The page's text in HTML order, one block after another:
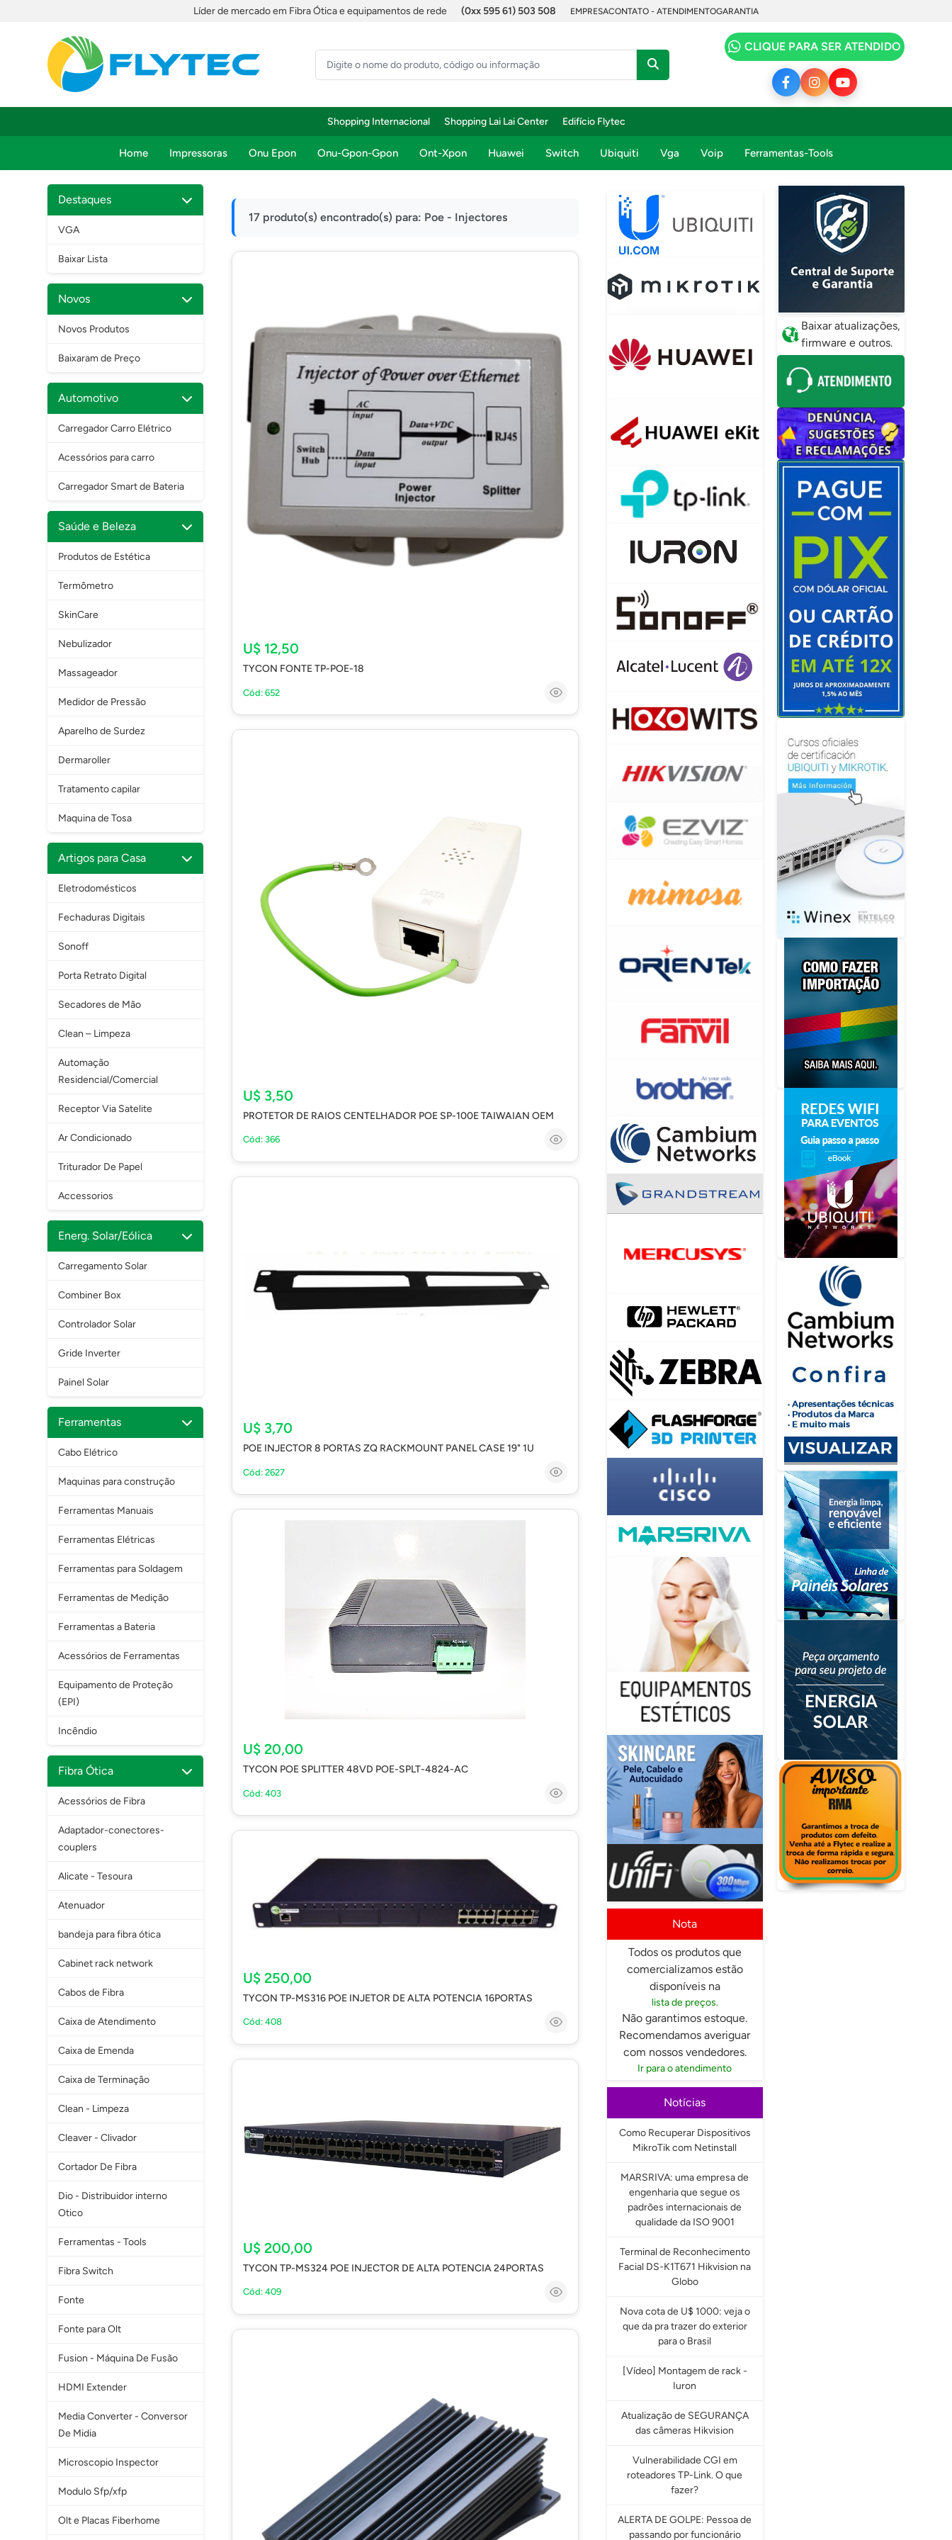
Líder de mercado em Fibra Ótica e equipamentos de rede (0xx 595 61) 503 508 EMPRESACONTATO - ATENDIMENTOGARANTIA
CLIQUE PARA SER ATENDIDO
Shopping Internacional Shopping Lai Lai Center Edifício Flytec
Home Impressoras Onu Epon Onu-Gpon-Gpon Ont-Xpon Huawei Switch Ubiquiti Vga Voip Ferramentas-Tools
Destaques
VGA
Baixar Lista
Novos
Novos Produtos
Baixaram de Preço
Automotivo
Carregador Carro Elétrico
Acessórios para carro
Carregador Smart de Bateria
Saúde e Beleza
Produtos de Estética
Termômetro
SkinCare
Nebulizador
Massageador
Medidor de Pressão
Aparelho de Surdez
Dermaroller
Tratamento capilar
Maquina de Tosa
Artigos para Casa
Eletrodomésticos
Fechaduras Digitais
Sonoff
Porta Retrato Digital
Secadores de Mão
Clean – Limpeza
Automação
Residencial/Comercial
Receptor Via Satelite
Ar Condicionado
Triturador De Papel
Accessorios
Energ. Solar/Eólica
Carregamento Solar
Combiner Box
Controlador Solar
Gride Inverter
Painel Solar
Ferramentas
Cabo Elétrico
Maquinas para construção
Ferramentas Manuais
Ferramentas Elétricas
Ferramentas para Soldagem
Ferramentas de Medição
Ferramentas a Bateria
Acessórios de Ferramentas
Equipamento de Proteção
(EPI)
Incêndio
Fibra Ótica
Acessórios de Fibra
Adaptador-conectores-
couplers
Alicate - Tesoura
Atenuador
bandeja para fibra ótica
Cabinet rack network
Cabos de Fibra
Caixa de Atendimento
Caixa de Emenda
Caixa de Terminaçâo
Clean - Limpeza
Cleaver - Clivador
Cortador De Fibra
Dio - Distribuidor interno
Otico
Ferramentas - Tools
Fibra Switch
Fonte
Fonte para Olt
Fusion - Máquina De Fusão
HDMI Extender
Media Converter - Conversor
De Midia
Microscopio Inspector
Modulo Sfp/xfp
Olt e Placas Fiberhome
17 produto(s) encontrado(s) para: Poe - Injectores
U$ 12,50
TYCON FONTE TP-POE-18
Cód: 652
U$ 3,50
PROTETOR DE RAIOS CENTELHADOR POE SP-100E TAIWAIAN OEM
Cód: 366
U$ 3,70
POE INJECTOR 8 PORTAS ZQ RACKMOUNT PANEL CASE 19" 1U
Cód: 2627
U$ 20,00
TYCON POE SPLITTER 48VD POE-SPLT-4824-AC
Cód: 403
U$ 250,00
TYCON TP-MS316 POE INJETOR DE ALTA POTENCIA 16PORTAS
Cód: 408
U$ 200,00
TYCON TP-MS324 POE INJECTOR DE ALTA POTENCIA 24PORTAS
Cód: 409
Nota
Todos os produtos que
comercializamos estão
disponíveis na
lista de preços.
Não garantimos estoque.
Recomendamos averiguar
com nossos vendedores.
Ir para o atendimento
Notícias
Como Recuperar Dispositivos
MikroTik com Netinstall
MARSRIVA: uma empresa de
engenharia que segue os
padrões internacionais de
qualidade da ISO 9001
Terminal de Reconhecimento
Facial DS-K1T671 Hikvision na
Globo
Nova cota de U$ 1000: veja o
que da pra trazer do exterior
para o Brasil
[Vídeo] Montagem de rack -
Iuron
Atualização de SEGURANÇA
das câmeras Hikvision
Vulnerabilidade CGI em
roteadores TP-Link. O que
fazer?
ALERTA DE GOLPE: Pessoa de
passando por funcionário
Baixar atualizações,
firmware e outros.